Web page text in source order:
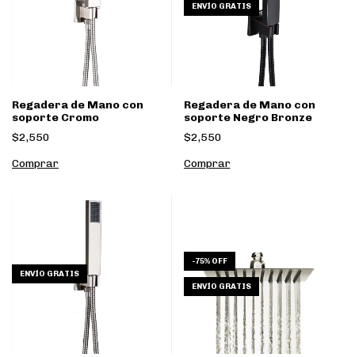
Regadera de Mano con
soporte Cromo
$2,550
ENVÍO GRATIS
Regadera de Mano con
soporte Negro Bronze
$2,550
ENVÍO GRATIS
-75% OFF
ENVÍO GRATIS